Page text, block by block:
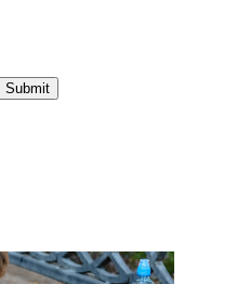
Submit